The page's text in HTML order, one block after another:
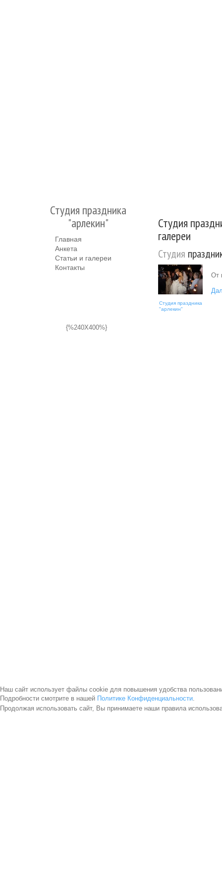
Студия праздника
"арлекин"
Главная
Анкета
Статьи и галереи
Контакты
{%240X400%}
Студия
галереи
Студия
Студия праздника
"арлекин"
От
Наш сайт использует файлы cookie для повышения удобства
Подробности смотрите в нашей Политике Конфиденциальности.
Продолжая использовать сайт, Вы принимаете наши правила